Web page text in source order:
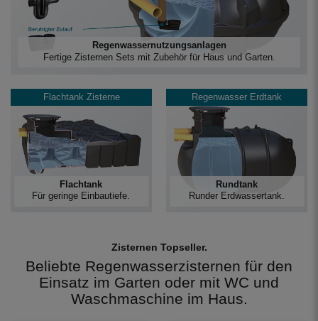
Flachtank Zisterne
Flachtank
Für geringe Einbautiefe.
Regenwasser Erdtank
Rundtank
Runder Erdwassertank.
Regenwassernutzungsanlagen
Fertige Zisternen Sets mit Zubehör für Haus und Garten.
Zisternen Topseller.
Beliebte Regenwasserzisternen für den
Einsatz im Garten oder mit WC und
Waschmaschine im Haus.